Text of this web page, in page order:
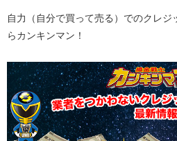
自力（自分で買って売る）でのクレ
らカンキンマン！